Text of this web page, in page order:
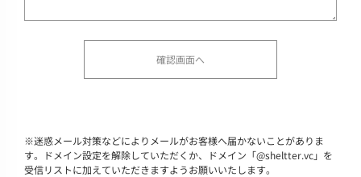
※迷惑メール対策などによりメールがお客様へ届かないことがありま
す。ドメイン設定を解除していただくか、ドメイン「@sheltter.vc」を
受信リストに加えていただきますようお願いいたします。